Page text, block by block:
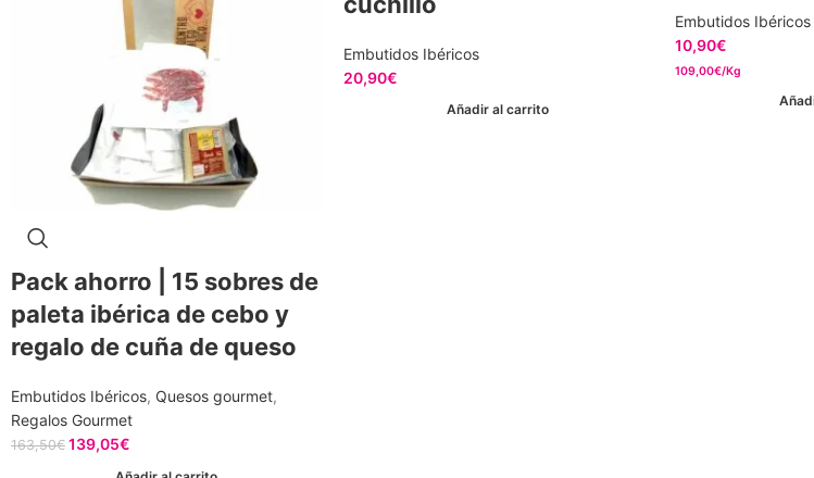
Pack ahorro | 15 sobres de
paleta ibérica de cebo y
regalo de cuña de queso
Embutidos Ibéricos, Quesos gourmet,
Regalos Gourmet
163,50€ 139,05€
Embutidos Ibéricos
20,90€
Añadir al carrito
Embutidos Ibéricos
10,90€
109,00€/Kg